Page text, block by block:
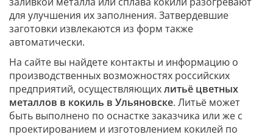
для улучшения их заполнения. Затвердевшие
заготовки извлекаются из форм также
автоматически.
На сайте вы найдете контакты и информацию о
производственных возможностях российских
предприятий, осуществляющихлитьё цветных
металлов в кокиль в Ульяновске. Литьё может
быть выполнено по оснастке заказчика или же с
проектированием и изготовлением кокилей по